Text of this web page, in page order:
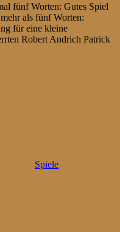
fünf Worten: Gutes Spiel
als fünf Worten:
für eine kleine
Robert Andrich Patrick
Spiele